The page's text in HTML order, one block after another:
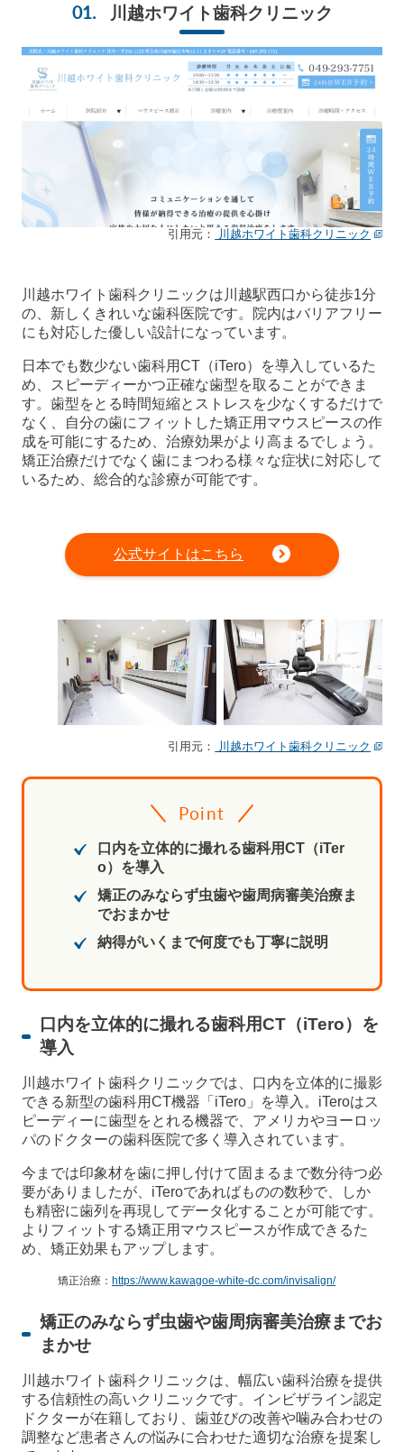
川越ホワイト歯科クリニック
引用元： 川越ホワイト歯科クリニック
川越ホワイト歯科クリニックは川越駅西口から徒歩1分
の、新しくきれいな歯科医院です。院内はバリアフリー
にも対応した優しい設計になっています。
日本でも数少ない歯科用CT（iTero）を導入しているた
め、スピーディーかつ正確な歯型を取ることができま
す。歯型をとる時間短縮とストレスを少なくするだけで
なく、自分の歯にフィットした矯正用マウスピースの作
成を可能にするため、治療効果がより高まるでしょう。
矯正治療だけでなく歯にまつわる様々な症状に対応して
いるため、総合的な診療が可能です。
公式サイトはこちら
引用元： 川越ホワイト歯科クリニック
Point
口内を立体的に撮れる歯科用CT（iTer
o）を導入
矯正のみならず虫歯や歯周病審美治療ま
でおまかせ
納得がいくまで何度でも丁寧に説明
口内を立体的に撮れる歯科用CT（iTero）を
導入
川越ホワイト歯科クリニックでは、口内を立体的に撮影
できる新型の歯科用CT機器「iTero」を導入。iTeroはス
ピーディーに歯型をとれる機器で、アメリカやヨーロッ
パのドクターの歯科医院で多く導入されています。
今までは印象材を歯に押し付けて固まるまで数分待つ必
要がありましたが、iTeroであればものの数秒で、しか
も精密に歯列を再現してデータ化することが可能です。
よりフィットする矯正用マウスピースが作成できるた
め、矯正効果もアップします。
矯正治療： https://www.kawagoe-white-dc.com/invisalign/
矯正のみならず虫歯や歯周病審美治療までお
まかせ
川越ホワイト歯科クリニックは、幅広い歯科治療を提供
する信頼性の高いクリニックです。インビザライン認定
ドクターが在籍しており、歯並びの改善や噛み合わせの
調整など患者さんの悩みに合わせた適切な治療を提案し